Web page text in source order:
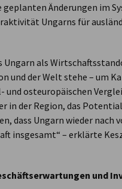
geplanten Änderungen im
Ungarns für
Ungarn als
und der Welt stehe – um
osteuropäischen
in der Region, das
dass Ungarn wieder nach
insgesamt“ – erklärte
und